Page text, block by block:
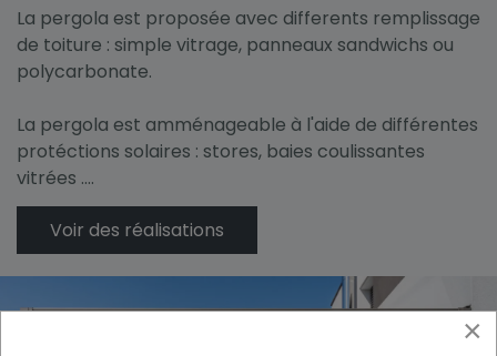
La pergola est proposée avec differents remplissage
de toiture : simple vitrage, panneaux sandwichs ou
polycarbonate.
La pergola est amménageable à l'aide de différentes
protéctions solaires : stores, baies coulissantes
vitrées ....
Voir des réalisations
×